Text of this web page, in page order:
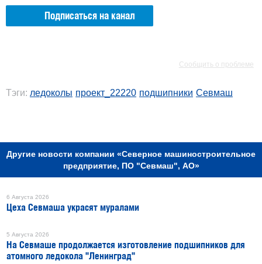
Подписаться на канал
Сообщить о проблеме
Тэги: ледоколы проект_22220 подшипники Севмаш
Другие новости компании «Северное машиностроительное
предприятие, ПО "Севмаш", АО»
6 Августа 2026
Цеха Севмаша украсят муралами
5 Августа 2026
На Севмаше продолжается изготовление подшипников для
атомного ледокола "Ленинград"